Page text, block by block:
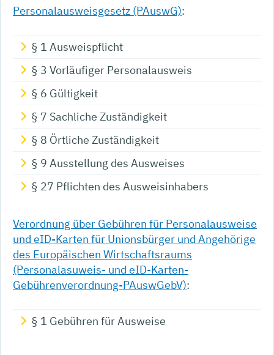
Personalausweisgesetz (PAuswG):
§ 1 Ausweispflicht
§ 3 Vorläufiger Personalausweis
§ 6 Gültigkeit
§ 7 Sachliche Zuständigkeit
§ 8 Örtliche Zuständigkeit
§ 9 Ausstellung des Ausweises
§ 27 Pflichten des Ausweisinhabers
Verordnung über Gebühren für Personalausweise
und eID-Karten für Unionsbürger und Angehörige
des Europäischen Wirtschaftsraums
(Personalasuweis- und eID-Karten-
Gebührenverordnung-PAuswGebV):
§ 1 Gebühren für Ausweise